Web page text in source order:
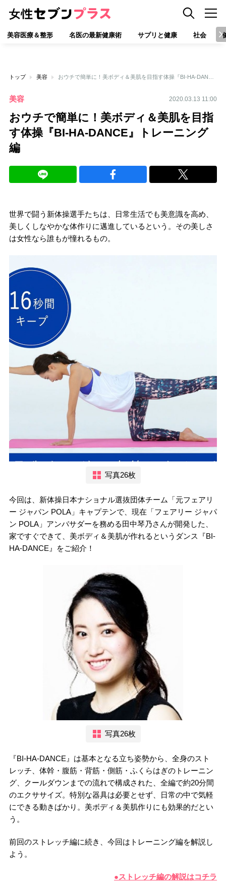
美容医療＆整形 名医の最新健康術 サプリと健康 社会
トップ 美容
美容 2020.03.13 11:00
おウチで簡単に！美ボディ＆美肌を目指
す体操『BI-HA-DANCE』トレーニング
編
世界で闘う新体操選手たちは、日常生活でも美意識を高め、
美しくしなやかな体作りに邁進しているという。その美しさ
は女性なら誰もが憧れるもの。
写真26枚
今回は、新体操日本ナショナル選抜団体チーム「元フェアリ
ー ジャパン POLA」キャプテンで、現在「フェアリー ジャパ
ン POLA」アンバサダーを務める田中琴乃さんが開発した、
家ですぐできて、美ボディ＆美肌が作れるというダンス『BI-
HA-DANCE』をご紹介！
写真26枚
『BI-HA-DANCE』は基本となる立ち姿勢から、全身のスト
レッチ、体幹・腹筋・背筋・側筋・ふくらはぎのトレーニン
グ、クールダウンまでの流れで構成された、全編で約20分間
のエクササイズ。特別な器具は必要とせず、日常の中で気軽
にできる動きばかり。美ボディ＆美肌作りにも効果的だとい
う。
前回のストレッチ編に続き、今回はトレーニング編を解説し
よう。
●ストレッチ編の解説はコチラ